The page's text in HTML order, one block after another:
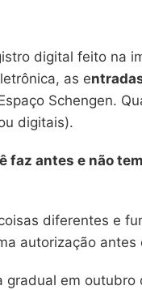
digital feito na
as e
Schengen.
digitais).
faz antes e não
diferentes e
autorização
gradual em